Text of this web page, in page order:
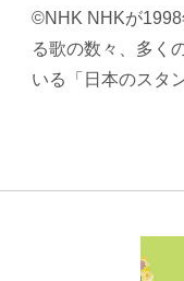
©NHK NHKが
る歌の数々、多く
いる「日本のスタ